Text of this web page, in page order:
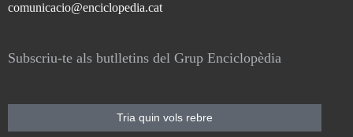
comunicacio@enciclopedia.cat
Subscriu-te als butlletins del Grup Enciclopèdia
Tria quin vols rebre